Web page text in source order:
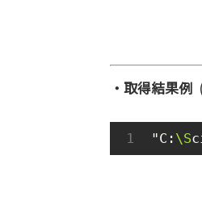
・取得結果例
"C: \S